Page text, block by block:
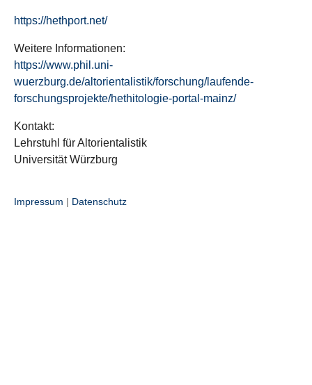
https://hethport.net/
Weitere Informationen:
https://www.phil.uni-
wuerzburg.de/altorientalistik/forschung/laufende-
forschungsprojekte/hethitologie-portal-mainz/
Kontakt:
Lehrstuhl für Altorientalistik
Universität Würzburg
Impressum | Datenschutz